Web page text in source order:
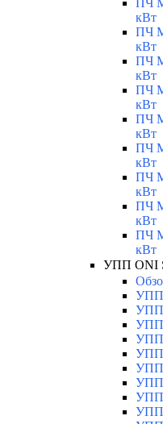
ПЧ
кВт
ПЧ
кВт
ПЧ
кВт
ПЧ
кВт
ПЧ
кВт
ПЧ
кВт
ПЧ
кВт
ПЧ
кВт
ПЧ
кВт
УПП ONI
УПП
УПП
УПП
УПП
УПП
УПП
УПП
УПП
УПП